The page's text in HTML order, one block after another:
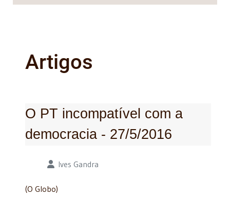
Artigos
O PT incompatível com a
democracia - 27/5/2016
Detalhes Ives Gandra
(O Globo)